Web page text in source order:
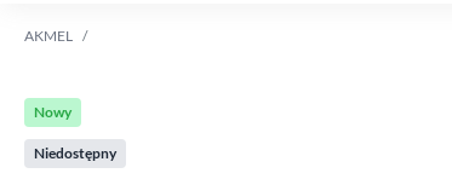
AKMEL
Nowy
Niedostępny